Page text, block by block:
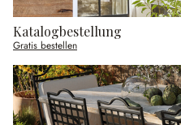
Katalogbestellung
Gratis bestellen